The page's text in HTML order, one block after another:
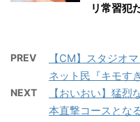
リ常習犯
PREV
【CM】スタジオ
ネット民『キモす
NEXT
【おいおい】猛
本直撃コースとな